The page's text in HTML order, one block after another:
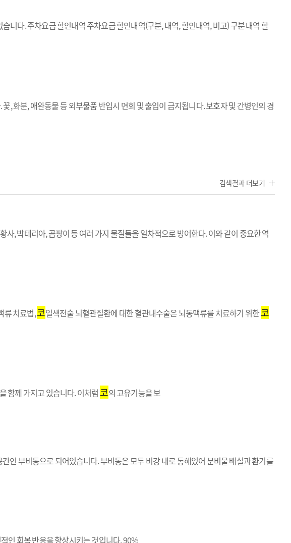
니다. 주차요금 할인내역 주차요금 할인내역(구분, 내역, 할인내역, 비고) 구분 내역 할
꽃, 화분, 애완동물 등 외부물품 반입시 면회 및 출입이 금지됩니다. 보호자 및 간병인의 경
사, 박테리아, 곰팡이 등 여러 가지 물질들을 일차적으로 방어한다. 이와 같이 중요한 역
류 치료법,코일색전술 뇌혈관질환에 대한 혈관내수술은 뇌동맥류를 치료하기 위한코
함께 가지고 있습니다. 이처럼코의 고유기능을 보
인 부비동으로 되어있습니다. 부비동은 모두 비강 내로 통해있어 분비물 배설과 환기를
인 회복 반응을 향상시키는 것입니다. 90%
검색결과 더보기